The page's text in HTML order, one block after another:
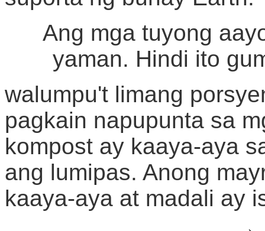
Ang mga tuyong
yaman. Hindi ito
walumpu't limang
pagkain napupunta sa
kompost ay kaaya-aya
ang lumipas. Anong
kaaya-aya at madali ay